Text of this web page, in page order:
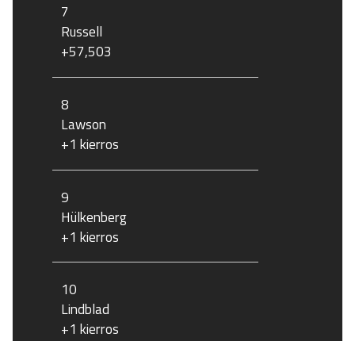
7
Russell
+57,503
8
Lawson
+1 kierros
9
Hülkenberg
+1 kierros
10
Lindblad
+1 kierros